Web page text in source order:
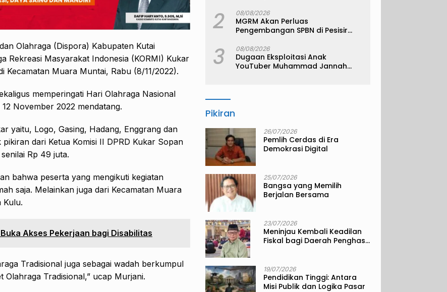
Olahraga (Dispora) Kabupaten Kutai
Rekreasi Masyarakat Indonesia (KORMI) Kukar
Kecamatan Muara Muntai, Rabu (8/11/2022).
memperingati Hari Olahraga Nasional
November 2022 mendatang.
yaitu, Logo, Gasing, Hadang, Enggrang dan
dari Ketua Komisi II DPRD Kukar Sopan
Rp 49 juta.
bahwa peserta yang mengikuti kegiatan
saja. Melainkan juga dari Kecamatan Muara
Kulu.
Akses Pekerjaan bagi Disabilitas
Tradisional juga sebagai wadah berkumpul
Tradisional,” ucap Murjani.
2 08/08/2026
MGRM Akan Perluas
Pengembangan SPBN di Pesisir
3 08/08/2026
Dugaan Eksploitasi Anak
YouTuber Muhammad Jannah
Pikiran
26/07/2026
Pemlih Cerdas di Era
Demokrasi Digital
25/07/2026
Bangsa yang Memilih
Berjalan Bersama
23/07/2026
Meninjau Kembali Keadilan
Fiskal bagi Daerah Penghasil
19/07/2026
Pendidikan Tinggi: Antara
Misi Publik dan Logika Pasar